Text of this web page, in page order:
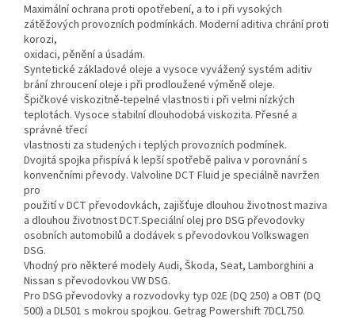
Maximální ochrana proti opotřebení, a to i při vysokých
zátěžových provozních podmínkách. Moderní aditiva chrání proti
korozi,
oxidaci, pěnění a úsadám.
Syntetické základové oleje a vysoce vyvážený systém aditiv
brání zhroucení oleje i při prodloužené výměně oleje.
Špičkové viskozitně-tepelné vlastnosti i při velmi nízkých
teplotách. Vysoce stabilní dlouhodobá viskozita. Přesné a
správné třecí
vlastnosti za studených i teplých provozních podmínek.
Dvojitá spojka přispívá k lepší spotřebě paliva v porovnání s
konvenčními převody. Valvoline DCT Fluid je speciálně navržen
pro
použití v DCT převodovkách, zajišťuje dlouhou životnost maziva
a dlouhou životnost DCT.Speciální olej pro DSG převodovky
osobních automobilů a dodávek s převodovkou Volkswagen
DSG.
Vhodný pro některé modely Audi, Škoda, Seat, Lamborghini a
Nissan s převodovkou VW DSG.
Pro DSG převodovky a rozvodovky typ 02E (DQ 250) a OBT (DQ
500) a DL501 s mokrou spojkou. Getrag Powershift 7DCL750.